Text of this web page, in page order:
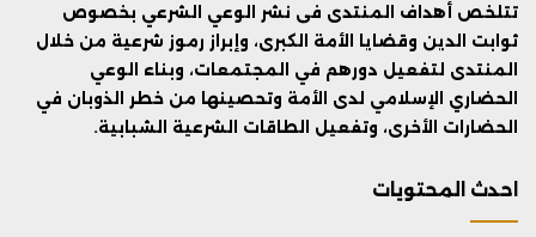
تتلخص أهداف المنتدى فى نشر الوعي الشرعي بخصوص
ثوابت الدين وقضايا الأمة الكبرى، وإبراز رموز شرعية من خلال
المنتدى لتفعيل دورهم في المجتمعات، وبناء الوعي
الحضاري الإسلامي لدى الأمة وتحصينها من خطر الذوبان في
الحضارات الأخرى، وتفعيل الطاقات الشرعية الشبابية.
احدث المحتويات